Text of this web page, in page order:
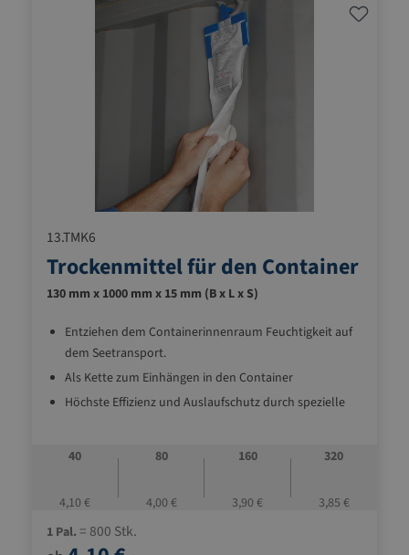
13.TMK6
Trockenmittel für den Container
130 mm x 1000 mm x 15 mm (B x L x S)
Entziehen dem Containerinnenraum Feuchtigkeit auf
dem Seetransport.
Als Kette zum Einhängen in den Container
Höchste Effizienz und Auslaufschutz durch spezielle
Diffusionsdichte Folie auf der Trockenmittel-Decke
40
4,10 €
80
4,00 €
160
3,90 €
320
3,85 €
1 Pal. = 800 Stk.